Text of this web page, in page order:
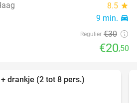
8.5 star
9 min. directions_car
Regulier €30
€20,50
drankje (2 tot 8 pers.)